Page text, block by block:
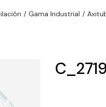
y
de
y
/ Gama Industrial /